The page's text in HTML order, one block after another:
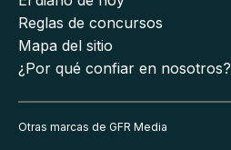
Reglas de concursos
Mapa del sitio
¿Por qué confiar en nosotros?
Otras marcas de GFR Media